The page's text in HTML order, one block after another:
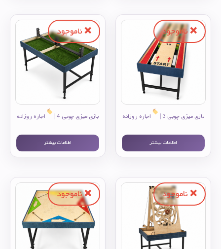
بازی میزی چوبی 3 | اجاره روزانه
اطلاعات بیشتر
بازی میزی چوبی 4 | اجاره روزانه
اطلاعات بیشتر